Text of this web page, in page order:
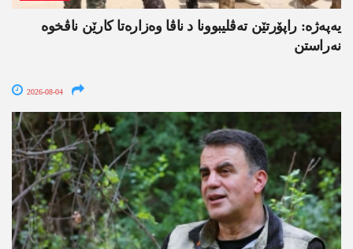
یەپەژە: راپۆرتێن تەڤلیبوونا د ناڤا وەزارەتا کارێن ناڤخوە
نەراستن
2026-08-04